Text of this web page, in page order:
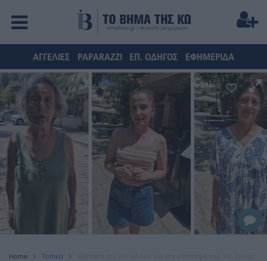
ΑΓΓΕΛΙΕΣ PAPARAZZI ΕΠ. ΟΔΗΓΟΣ ΕΦΗΜΕΡΙΔΑ
Home Τοπικά